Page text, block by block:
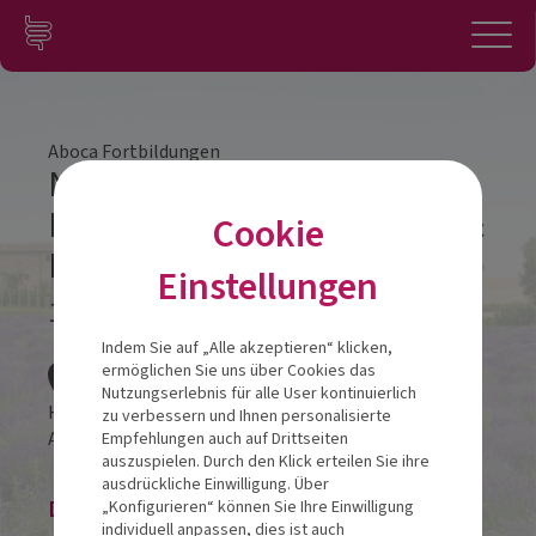
Zum Inhalt springen
Konto
Aboca Fortbildungen
Natürliche und nachhaltige
Medizinprodukte für Magen &
Darm
17.04.2024
Hotel Schwarz Alm Zwettl
Almweg 13910Zwettl
Die Veranstaltung ist beendet.
Cookie
Einstellungen
Indem Sie auf „Alle akzeptieren“ klicken,
ermöglichen Sie uns über Cookies das
Nutzungserlebnis für alle User kontinuierlich
zu verbessern und Ihnen personalisierte
Empfehlungen auch auf Drittseiten
auszuspielen. Durch den Klick erteilen Sie ihre
ausdrückliche Einwilligung. Über
„Konfigurieren“ können Sie Ihre Einwilligung
individuell anpassen, dies ist auch